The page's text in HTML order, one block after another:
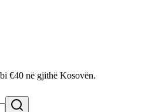
€40 në gjithë Kosovën.